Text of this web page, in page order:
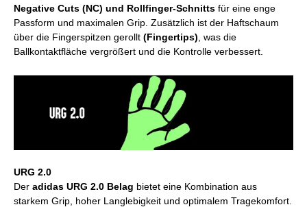
Negative Cuts (NC) und Rollfinger-Schnitts für eine enge
Passform und maximalen Grip. Zusätzlich ist der Haftschaum
über die Fingerspitzen gerollt (Fingertips) , was die
Ballkontaktfläche vergrößert und die Kontrolle verbessert.
URG 2.0
Der adidas URG 2.0 Belag bietet eine Kombination aus
starkem Grip, hoher Langlebigkeit und optimalem Tragekomfort.